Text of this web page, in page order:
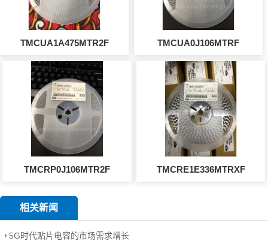
TMCUA1A475MTR2F TMCUA0J106MTRF
TMCRP0J106MTR2F TMCRE1E336MTRXF
相关新闻
5G时代贴片电容的市场需求增长